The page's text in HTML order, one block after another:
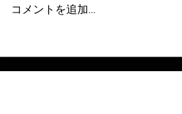
コメントを追加…